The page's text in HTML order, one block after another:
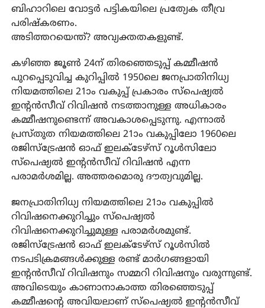
ബിഹാറിലെ വോട്ടര്‍ പട്ടികയിലെ പ്രത്യേക തീവ്ര
പരിഷ്‌കരണം.
അടിത്തറയെന്ത്? അവ്യക്തതകളുണ്ട്.
കഴിഞ്ഞ ജൂണ്‍ 24ന് തിരഞ്ഞെടുപ്പ് കമ്മീഷന്‍
പുറപ്പെടുവിച്ച കുറിപ്പില്‍ 1950ലെ ജനപ്രാതിനിധ്യ
നിയമത്തിലെ 21ാം വകുപ്പ് പ്രകാരം സ്‌പെഷ്യല്‍
ഇന്റന്‍സീവ് റിവിഷന്‍ നടത്താനുള്ള അധികാരം
കമ്മീഷനുണ്ടെന്ന് അവകാശപ്പെടുന്നു. എന്നാല്‍
പ്രസ്തുത നിയമത്തിലെ 21ാം വകുപ്പിലോ 1960ലെ
രജിസ്‌ട്രേഷന്‍ ഓഫ് ഇലക്ടേഴ്‌സ് റൂള്‍സിലോ
സ്‌പെഷ്യല്‍ ഇന്റന്‍സീവ് റിവിഷന്‍ എന്ന
പരാമര്‍ശമില്ല. അത്തരമൊരു ദൗത്യവുമില്ല.
ജനപ്രാതിനിധ്യ നിയമത്തിലെ 21ാം വകുപ്പില്‍
റിവിഷനെക്കുറിച്ചും സ്‌പെഷ്യല്‍
റിവിഷനെക്കുറിച്ചുമുള്ള പരാമര്‍ശമുണ്ട്.
രജിസ്‌ട്രേഷന്‍ ഓഫ് ഇലക്ടേഴ്‌സ് റൂള്‍സില്‍
നടപടിക്രമങ്ങള്‍ക്കുള്ള രണ്ട് മാര്‍ഗങ്ങളായി
ഇന്റന്‍സീവ് റിവിഷനും സമ്മറി റിവിഷനും വരുന്നുണ്ട്.
അവിടെയും കാണാനാകാത്ത തിരഞ്ഞെടുപ്പ്
കമ്മീഷന്റെ അവിയലാണ് സ്‌പെഷ്യല്‍ ഇന്റന്‍സീവ്